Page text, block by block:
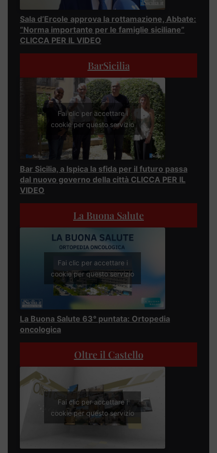
Sala d’Ercole approva la rottamazione, Abbate:
“Norma importante per le famiglie siciliane”
CLICCA PER IL VIDEO
BarSicilia
Fai clic per accettare i
cookie per questo servizio
Bar Sicilia, a Ispica la sfida per il futuro passa
dal nuovo governo della città CLICCA PER IL
VIDEO
La Buona Salute
Fai clic per accettare i
cookie per questo servizio
La Buona Salute 63° puntata: Ortopedia
oncologica
Oltre il Castello
Fai clic per accettare i
cookie per questo servizio